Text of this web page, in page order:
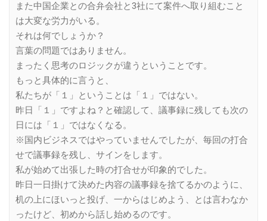
また中国企業との合弁会社と3社にて案件へ取り組むこと
は大変な労力がいる。
それは何でしょうか？
言葉の問題ではありません。
まったく思考のロジックが違うということです。
もっと具体的に言うと、
私たちが「１」ということは「１」ではない。
昨日「１」ですよね？と確認して、議事録に残しても次の
日には「１」ではなくなる。
※国内ビジネスではやっていませんでしたが、毎回の打合
せで議事録を残し、サインをします。
私が始めて出張した時の打合せが印象的でした。
昨日一日掛けて決めた内容の議事録を捨てるかのように、
机の上にほいっと投げ、一からはじめよう、とは言わなか
ったけど、初めから話し始めるのです。